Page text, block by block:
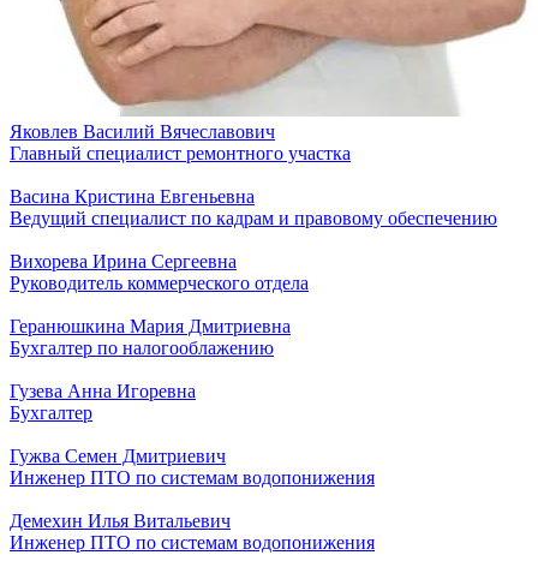
Яковлев Василий Вячеславович
Главный специалист ремонтного участка
Васина Кристина Евгеньевна
Ведущий специалист по кадрам и правовому обеспечению
Вихорева Ирина Сергеевна
Руководитель коммерческого отдела
Геранюшкина Мария Дмитриевна
Бухгалтер по налогооблажению
Гузева Анна Игоревна
Бухгалтер
Гужва Семен Дмитриевич
Инженер ПТО по системам водопонижения
Демехин Илья Витальевич
Инженер ПТО по системам водопонижения